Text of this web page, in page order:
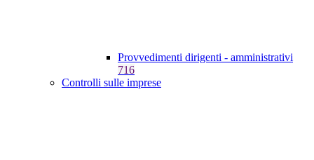
Provvedimenti dirigenti - amministrativi
716
Controlli sulle imprese